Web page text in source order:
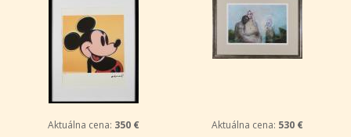
Aktuálna cena: 350 € Aktuálna cena: 530 €